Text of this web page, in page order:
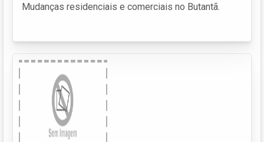
Mudanças residenciais e comerciais no Butantã.